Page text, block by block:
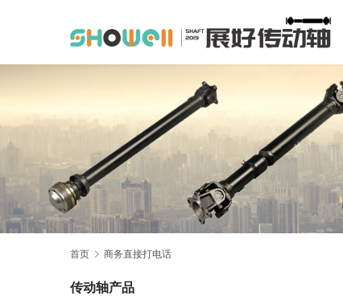
首页 商务直接打电话
传动轴产品